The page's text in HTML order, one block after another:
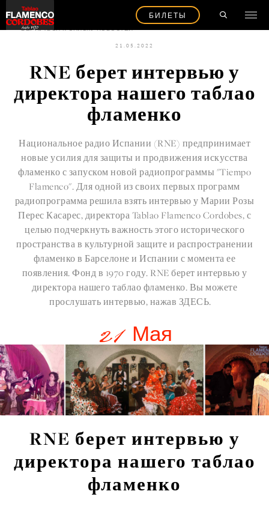
БИЛЕТЫ
ВЕРНУТЬСЯ К СПИСКУ НОВОСТЕЙ
21.05.2022
RNE берет интервью у
директора нашего таблао
фламенко
Национальное радио Испании (RNE) предпринимает
новые усилия для защиты и продвижения искусства
фламенко с запуском новой радиопрограммы "Tiempo
Flamenco". Для одной из своих первых программ
радиопрограмма решила взять интервью у Марии Розы
Перес Касарес, директораTablao Flamenco Cordobes,с
целью подчеркнуть важность этого исторического
пространства в культурной защите и распространении
фламенко в Барселоне и Испании с момента ее
появления. Фонд в 1970 году. RNE берет интервью у
директора нашего таблао фламенко.Вы можете
прослушать интервью, нажав ЗДЕСЬ.
21 Мая
RNE берет интервью у
директора нашего таблао
фламенко